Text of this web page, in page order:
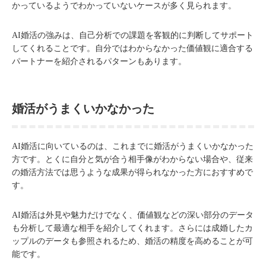
かっているようでわかっていないケースが多く見られます。
AI婚活の強みは、自己分析での課題を客観的に判断してサポート
してくれることです。自分ではわからなかった価値観に適合する
パートナーを紹介されるパターンもあります。
婚活がうまくいかなかった
AI婚活に向いているのは、これまでに婚活がうまくいかなかった
方です。とくに自分と気が合う相手像がわからない場合や、従来
の婚活方法では思うような成果が得られなかった方におすすめで
す。
AI婚活は外見や魅力だけでなく、価値観などの深い部分のデータ
も分析して最適な相手を紹介してくれます。さらには成婚したカ
ップルのデータも参照されるため、婚活の精度を高めることが可
能です。